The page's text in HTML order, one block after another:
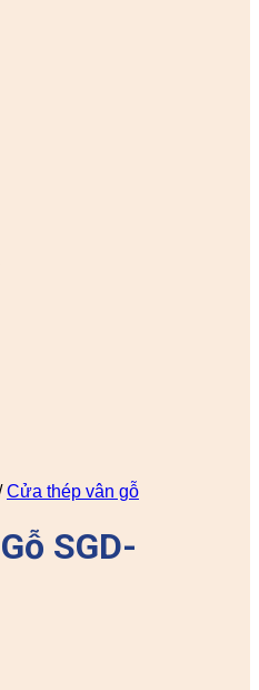
Cửa thép vân gỗ
SGD-